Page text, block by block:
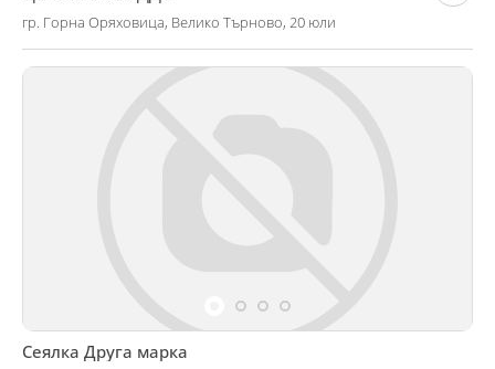
гр. Горна Оряховица, Велико Търново, 20 юли
Сеялка Друга марка